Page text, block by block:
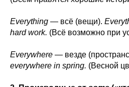
Everything — всё (вещи).
hard work. (Всё возможно при
Everywhere — везде
everywhere in spring. (Весной